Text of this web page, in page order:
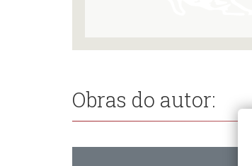
Obras do autor: